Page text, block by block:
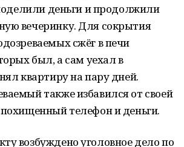
деньги и продолжили
вечеринку. Для сокрытия
сжёг в печи
был, а сам уехал в
квартиру на пару дней.
также избавился от своей
телефон и деньги.
возбуждено уголовное дело по